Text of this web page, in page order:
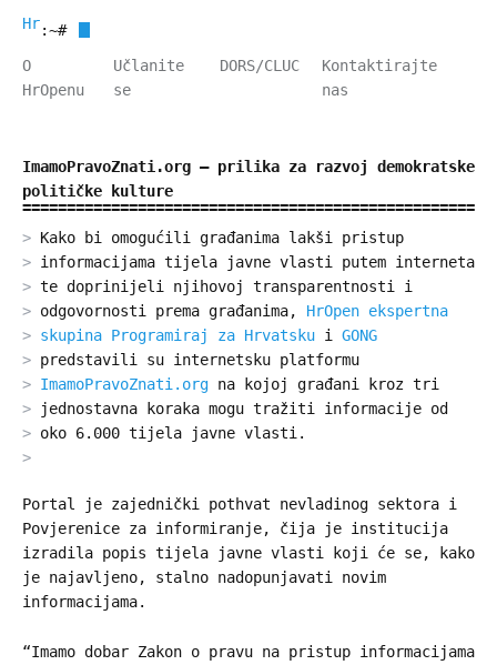
HrOpen
:~#
O
HrOpenu
Učlanite
se
DORS/CLUC
Kontaktirajte
nas
ImamoPravoZnati.org – prilika za razvoj demokratske
političke kulture
Kako bi omogućili građanima lakši pristup
informacijama tijela javne vlasti putem interneta
te doprinijeli njihovoj transparentnosti i
odgovornosti prema građanima, HrOpen ekspertna
skupina Programiraj za Hrvatsku i GONG
predstavili su internetsku platformu
ImamoPravoZnati.org na kojoj građani kroz tri
jednostavna koraka mogu tražiti informacije od
oko 6.000 tijela javne vlasti.
Portal je zajednički pothvat nevladinog sektora i
Povjerenice za informiranje, čija je institucija
izradila popis tijela javne vlasti koji će se, kako
je najavljeno, stalno nadopunjavati novim
informacijama.
“Imamo dobar Zakon o pravu na pristup informacijama